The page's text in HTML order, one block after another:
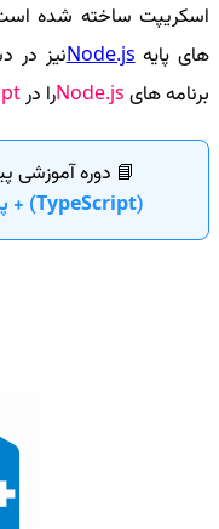
اسکریپت ساخته شده
های پایهNode.jsنیز در
برنامه های Node.jsرا در
📘 دوره آموزشی
(TypeScript) + پروژه محور از مقدماتی تا پیشرفته